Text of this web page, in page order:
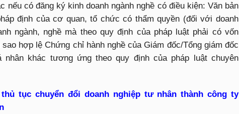
nếu có đăng ký kinh doanh ngành nghề có điều kiện: Văn bản
định của cơ quan, tổ chức có thẩm quyền (đối với doanh
ngành, nghề mà theo quy định của pháp luật phải có vốn
sao hợp lệ Chứng chỉ hành nghề của Giám đốc/Tổng giám đốc
nhân khác tương ứng theo quy định của pháp luật chuyên
tục chuyển đổi doanh nghiệp tư nhân thành công ty